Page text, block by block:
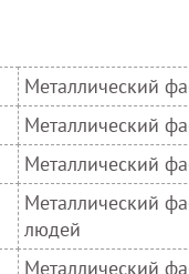
Металлический
Металлический
Металлический
Металлический
людей
Металлический